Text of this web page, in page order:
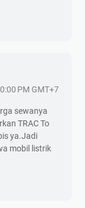
PM GMT+7
sewanya
TRAC To
ya.Jadi
mobil listrik